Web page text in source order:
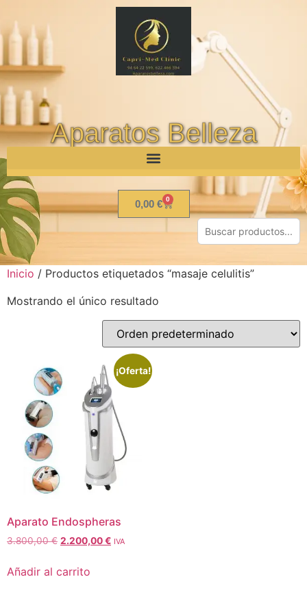
Aparatos Belleza
0,00 € 0
Inicio / Productos etiquetados “masaje celulitis”
Mostrando el único resultado
¡Oferta!
Aparato Endospheras
3.800,00€ 2.200,00€ IVA
Añadir al carrito